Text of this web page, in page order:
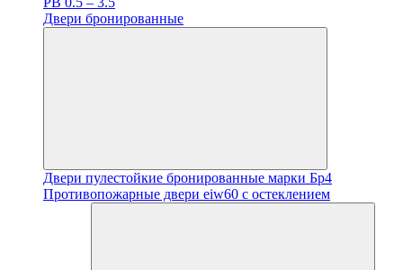
Двери бронированные
Двери пулестойкие бронированные марки Бр4
Противопожарные двери eiw60 с остеклением